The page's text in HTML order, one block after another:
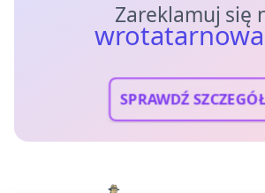
Zareklamuj się
SPRAWDŹ